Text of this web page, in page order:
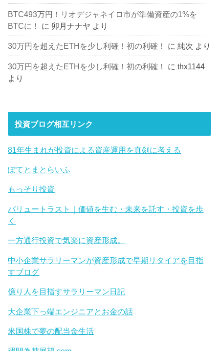
BTC493万円！リオデジャネイロ市が準備資産の1%を
BTCに！
に 卯月ナナヤ より
30万円を超えたETHを少し利確！初の利確！ に純次 より
30万円を超えたETHを少し利確！初の利確！ にthx1144
より
投資ブログ相互リンク
81年生まれが投資による資産運用を真剣に考える
ぽてとまとらいふ
もっそり投資
バリュートラスト｜価値を生む・未来を託す・投資を歩
く
一方通行投資で気楽に資産形成。
中小企業サラリーマンが資産形成で早期リタイアを目指
すブログ
億り人を目指すサラリーマン日記
大企業下っ端エンジニアとお金の話
米国株で夢の配当金生活